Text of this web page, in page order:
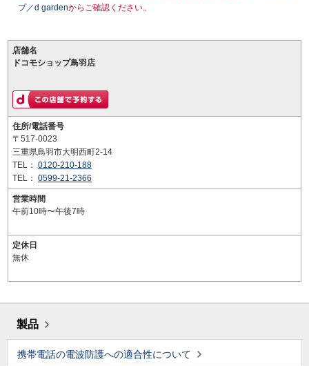
プ／d gardenからご確認ください。
店舗名
ドコモショップ鳥羽店
住所/電話番号
〒517-0023
三重県鳥羽市大明西町2-14
TEL： 0120-210-188
TEL： 0599-21-2366
営業時間
午前10時〜午後7時
定休日
無休
製品
携帯電話の電波防護への適合性について